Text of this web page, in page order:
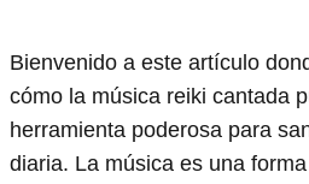
Bienvenido a este artículo
cómo la música reiki cantada
herramienta poderosa para
diaria. La música es una